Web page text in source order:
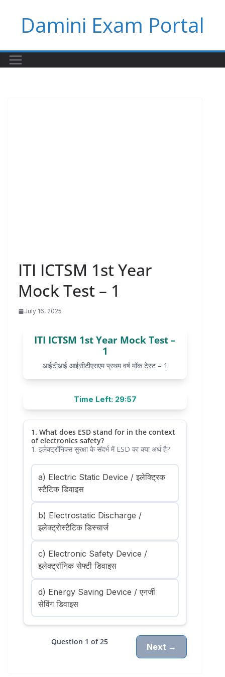
contentDamini Exam Portal
ITI ICTSM 1st Year
Mock Test – 1
July 16, 2025
ITI ICTSM 1st Year Mock Test –
1
आईटीआई आईसीटीएसएम प्रथम वर्ष मॉक टेस्ट – 1
Time Left: 29:57
1. What does ESD stand for in the context
of electronics safety?
1. इलेक्ट्रॉनिक्स सुरक्षा के संदर्भ में ESD का क्या अर्थ है?
a) Electric Static Device / इलेक्ट्रिक
स्टैटिक डिवाइस
b) Electrostatic Discharge /
इलेक्ट्रोस्टैटिक डिस्चार्ज
c) Electronic Safety Device /
इलेक्ट्रॉनिक सेफ्टी डिवाइस
d) Energy Saving Device / एनर्जी
सेविंग डिवाइस
Question 1 of 25
Next →